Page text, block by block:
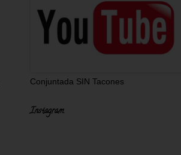
Conjuntada SIN Tacones
Instagram